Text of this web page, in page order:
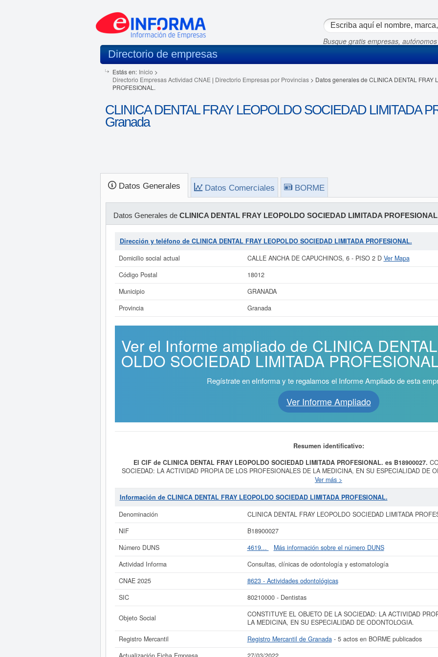
Busque gratis empresas,
Directorio de empresas
Estás en: Inicio >
Directorio Empresas Actividad CNAE | Directorio Empresas por Provincias> Datos generales de CLINICA DENTAL FRAY
PROFESIONAL.
CLINICA DENTAL FRAY LEOPOLDO SOCIEDAD LIMITADA
Granada
Datos Generales Datos Comerciales BORME
Datos Generales de CLINICA DENTAL FRAY LEOPOLDO SOCIEDAD LIMITADA
Dirección y teléfono de CLINICA DENTAL FRAY LEOPOLDO SOCIEDAD LIMITADA PROFESIONAL.
Domicilio social actual
CALLE ANCHA DE CAPUCHINOS, 6 - PISO 2 D Ver Mapa
Código Postal
18012
Municipio
GRANADA
Provincia
Granada
Ver el Informe ampliado de CLINICA
OLDO SOCIEDAD LIMITADA
Regístrate en eInforma y te regalamos el Informe Ampliado de esta
Ver Informe Ampliado
Resumen identificativo:
El CIF de CLINICA DENTAL FRAY LEOPOLDO SOCIEDAD LIMITADA PROFESIONAL. es B18900027.
SOCIEDAD: LA ACTIVIDAD PROPIA DE LOS PROFESIONALES DE LA MEDICINA, EN SU ESPECIALIDAD DE
CLINICA DENTAL FRAY LEOPOLDO SOCIEDAD LIMITADA PROFESIONAL.
correspondiente es 8623 - Actividades odontológicas. Los digitos correspondientes al número SIC de
SOCIEDAD LIMITADA PROFESIONAL.son 80210000. La consulta más reciente de la ficha de esta empresa ha
esta página. El capital social de la empresa se encuentra dentro del rango de 3.100 a 60.000 €.CLINICA
Si está interesado en conocer más datos de la empresa CLINICA DENTAL FRAY LEOPOLDO SOCIEDAD
inmediatamente a este Informe ampliado
de CLINICA DENTAL FRAY LEOPOLDO SOCIEDAD LIMITADA
sus años de actividad, así como los balances y cuentas de resultados
La última actualización del informe de empresa se ha realizado el 27/03/2022.
Ver más >
Información de CLINICA DENTAL FRAY LEOPOLDO SOCIEDAD LIMITADA PROFESIONAL.
Denominación
CLINICA DENTAL FRAY LEOPOLDO SOCIEDAD LIMITADA
NIF
B18900027
Número DUNS
4619...
Más información sobre el número DUNS
Actividad Informa
Consultas, clínicas de odontología y estomatología
CNAE 2025
8623 - Actividades odontológicas
SIC
80210000 - Dentistas
Objeto Social
CONSTITUYE EL OBJETO DE LA SOCIEDAD: LA ACTIVIDAD
LA MEDICINA, EN SU ESPECIALIDAD DE ODONTOLOGIA.
Registro Mercantil
Registro Mercantil de Granada- 5 actos en BORME publicados